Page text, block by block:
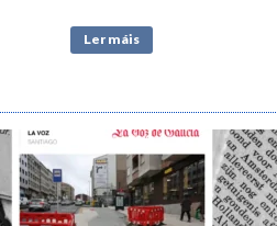
Ler máis